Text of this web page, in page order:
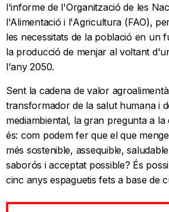
l'informe de l'Organització de les
l'Alimentació i l'Agricultura (FAO),
les necessitats de la població en un
la producció de menjar al voltant
l'any 2050.
Sent la cadena de valor
transformador de la salut humana i
mediambiental, la gran pregunta a
és: com podem fer que el que
més sostenible, assequible,
saborós i acceptat possible? És
cinc anys espaguetis fets a base de